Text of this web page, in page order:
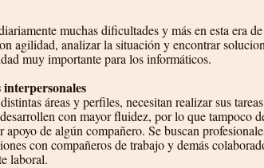
muchas dificultades y más en esta era
agilidad, analizar la situación y encontrar
muy importante para los informáticos.
áreas y perfiles, necesitan realizar sus
con mayor fluidez, por lo que tampoco
de algún compañero. Se buscan
con compañeros de trabajo y demás
laboral.